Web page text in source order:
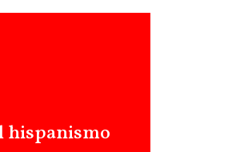
hispanismo